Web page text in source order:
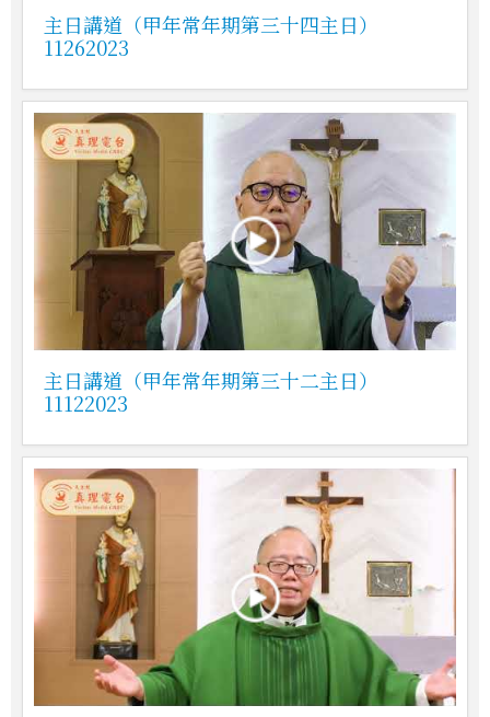
主日講道（甲年常年期第三十四主日）
11262023
主日講道（甲年常年期第三十二主日）
11122023